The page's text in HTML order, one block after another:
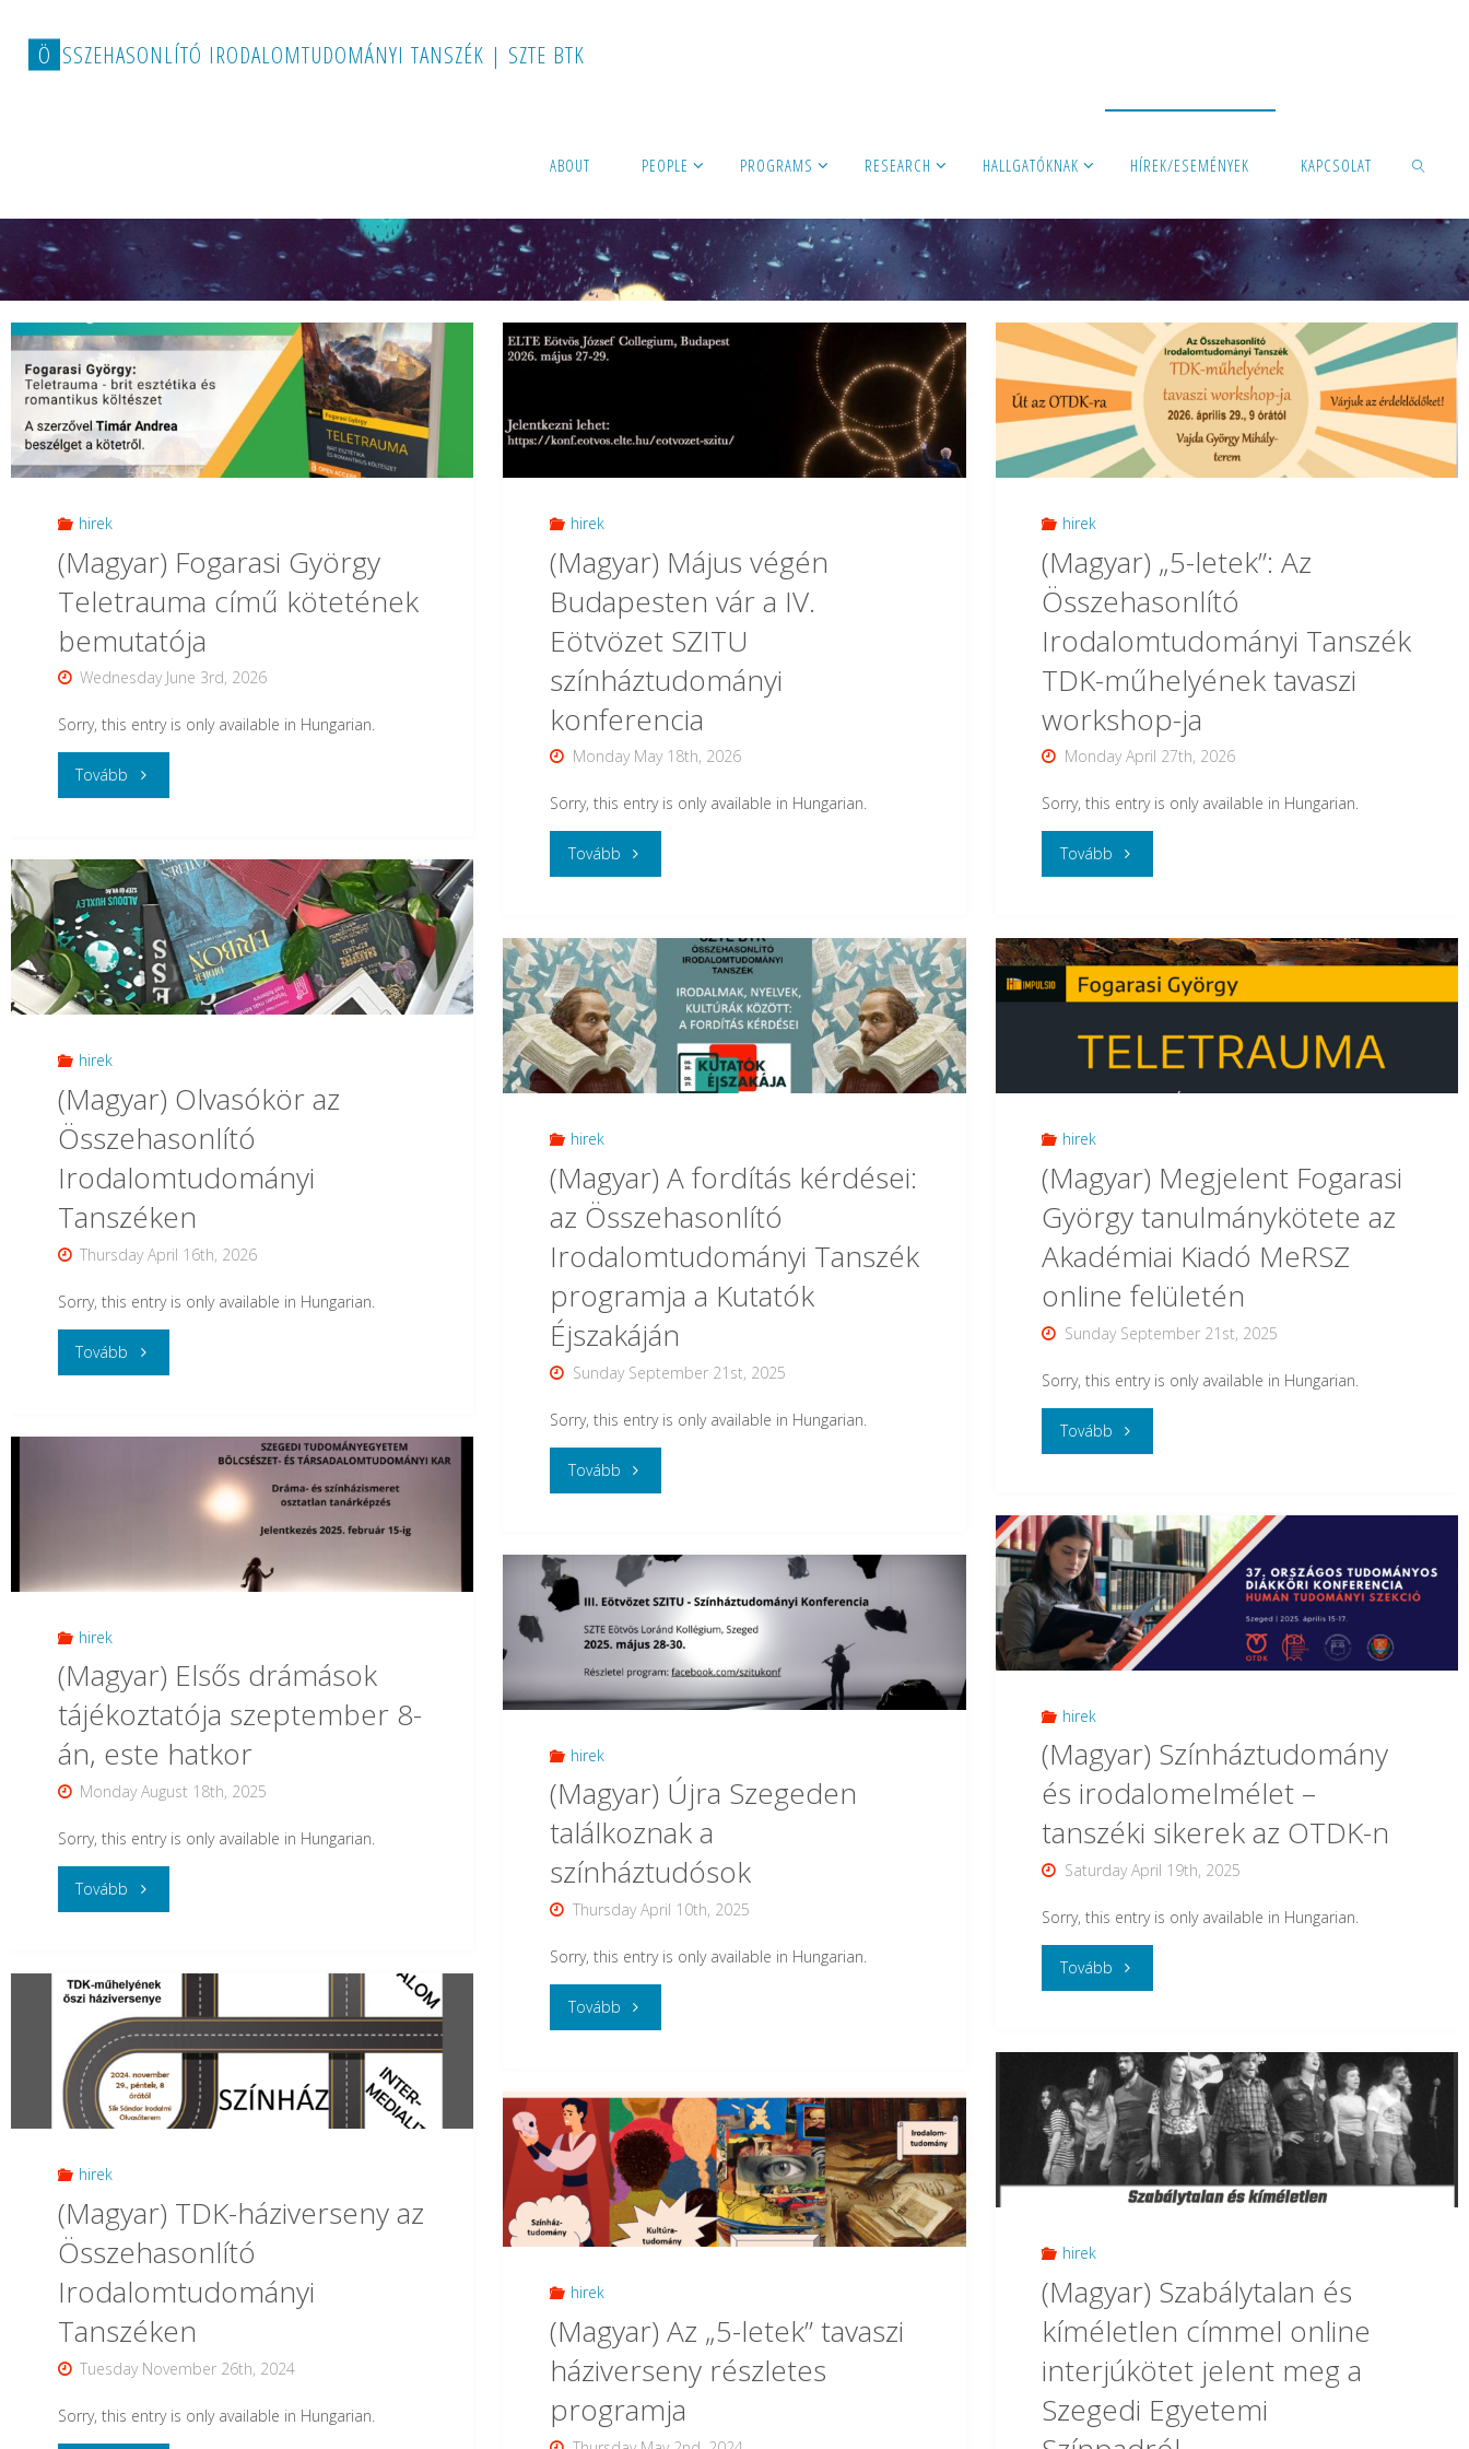
Ö SSZEHASONL ÍTÓ IRODAL OMTUDOMÁNYI TANSZÉK | SZTE BTK
ABOUT PEOPLE PROGRAMS RESEARCH HALLGATÓKNAK HÍREK/ESEMÉNYEK KAPCSOLAT
SEARCH
hirek
(Magyar) Fogarasi György
Teletrauma című kötetének
bemutatója
Wednesday June 3rd, 2026
Sorry, this entry is only available in Hungarian.
Tovább
Fogarasi
György
Teletrauma
című
bemutatója"
hirek
(Magyar) Május végén
Budapesten vár a IV.
Eötvözet SZITU
színháztudományi
konferencia
Monday May 18th, 2026
Sorry, this entry is only available in Hungarian.
Tovább"
Május
végén
Budapesten
vár
IV.
Eötvözet
SZITU
színháztudományi
konferencia"
hirek
(Magyar) „5-letek”: Az
Összehasonlító
Irodalomtudományi Tanszék
TDK-műhelyének tavaszi
workshop-ja
Monday April 27th, 2026
Sorry, this entry is only available in Hungarian.
Tovább"
„5-
letek”:
Az
Tanszék
TDK-
műhelyének
tavaszi
ja"
hirek
(Magyar) Olvasókör az
Összehasonlító
Irodalomtudományi
Tanszéken
Thursday April 16th, 2026
Sorry, this entry is only available in Hungarian.
Tovább
Olvasókör
Összehasonlító
Irodalomtudományi
hirek
(Magyar) A fordítás kérdései:
az Összehasonlító
Irodalomtudományi Tanszék
programja a Kutatók
Éjszakáján
Sunday September 21st, 2025
Sorry, this entry is only available in Hungarian.
Tovább"
A
fordítás
kérdései:
az
Irodalomtudományi
Tanszék
programja
hirek
(Magyar) Megjelent Fogarasi
György tanulmánykötete az
Akadémiai Kiadó MeRSZ
online felületén
Sunday September 21st, 2025
Sorry, this entry is only available in Hungarian.
Tovább"
Megjelent
Fogarasi
György
tanulmánykötete
Akadémiai
Kiadó
MeRSZ
hirek
(Magyar) Elsős drámások
tájékoztatója szeptember 8-
án, este hatkor
Monday August 18th, 2025
Sorry, this entry is only available in Hungarian.
Tovább
Elsős
drámások
tájékoztatója
szeptember
án,
este
hatkor"
hirek
(Magyar) Színháztudomány
és irodalomelmélet –
tanszéki sikerek az OTDK-n
Saturday April 19th, 2025
Sorry, this entry is only available in Hungarian.
Tovább"
Színháztudomány
és
irodalomelmélet
sikerek
az
OTDK-
n"
hirek
(Magyar) Újra Szegeden
találkoznak a
színháztudósok
Thursday April 10th, 2025
Sorry, this entry is only available in Hungarian.
Tovább"
Újra
Szegeden
találkoznak
a
hirek
(Magyar) TDK-háziverseny az
Összehasonlító
Irodalomtudományi
Tanszéken
Tuesday November 26th, 2024
Sorry, this entry is only available in Hungarian.
hirek
(Magyar) Szabálytalan és
kíméletlen címmel online
interjúkötet jelent meg a
Szegedi Egyetemi
hirek
(Magyar) Az „5-letek” tavaszi
háziverseny részletes
programja